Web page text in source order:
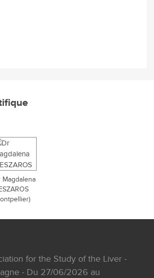
Magdalena
for the Study of the Liver -
- Du 27/06/2026 au